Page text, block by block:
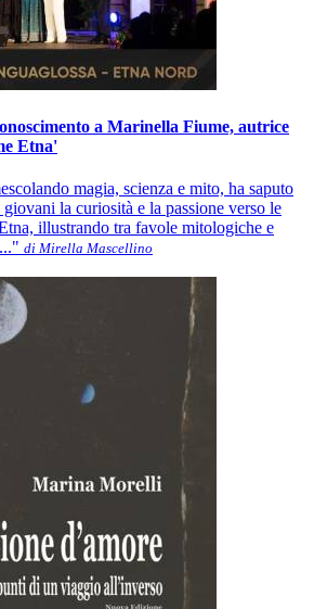
a Marinella Fiume, autrice
Etna'
magia, scienza e mito, ha saputo
la curiosità e la passione verso le
illustrando tra favole mitologiche e
di Mirella Mascellino